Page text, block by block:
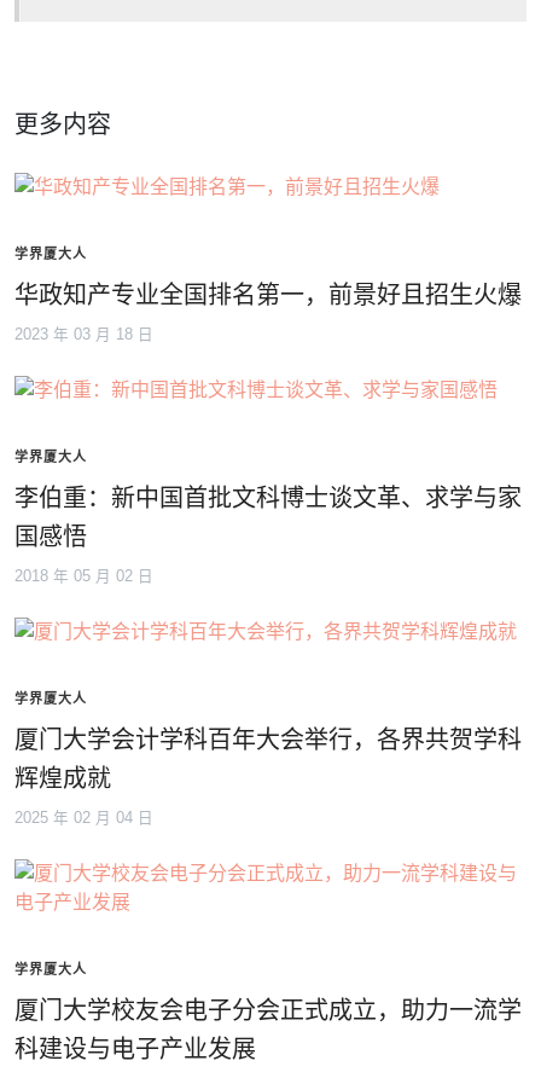
更多内容
学界厦大人
华政知产专业全国排名第一，前景好且招生火爆
2023 年 03 月 18 日
学界厦大人
李伯重：新中国首批文科博士谈文革、求学与家
国感悟
2018 年 05 月 02 日
学界厦大人
厦门大学会计学科百年大会举行，各界共贺学科
辉煌成就
2025 年 02 月 04 日
学界厦大人
厦门大学校友会电子分会正式成立，助力一流学
科建设与电子产业发展